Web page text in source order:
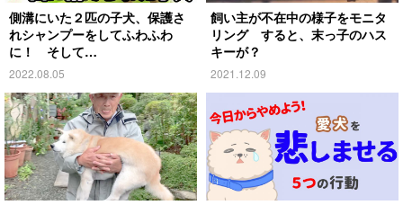
側溝にいた２匹の子犬、保護さ
れシャンプーをしてふわふわ
に！ そして…
2022.08.05
飼い主が不在中の様子をモニタ
リング すると、末っ子のハス
キーが？
2021.12.09